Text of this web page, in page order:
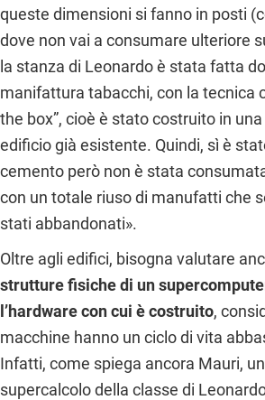
queste dimensioni si fanno in posti
dove non vai a consumare ulteriore
la stanza di Leonardo è stata fatta
manifattura tabacchi, con la tecnica
the box”, cioè è stato costruito in
edificio già esistente. Quindi, sì è
cemento però non è stata
con un totale riuso di manufatti che
stati abbandonati».
Oltre agli edifici, bisogna valutare
strutture fisiche di un
l’hardware con cui è costruito,
macchine hanno un ciclo di vita
Infatti, come spiega ancora Mauri,
supercalcolo della classe di